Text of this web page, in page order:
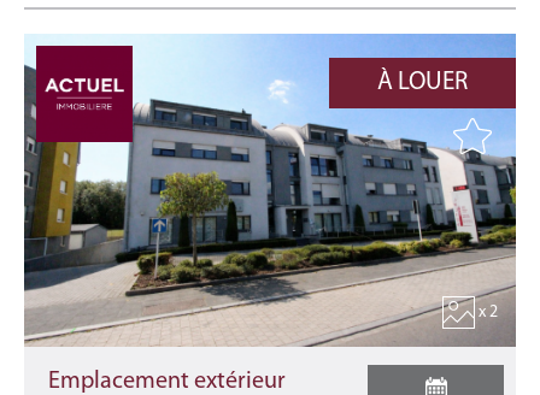
À LOUER
x 2
Emplacement extérieur